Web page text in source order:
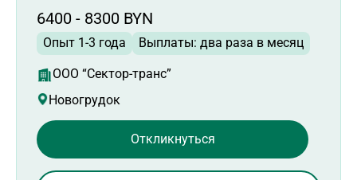
6400 - 8300 BYN
Опыт 1-3 года Выплаты: два раза в месяц
ООО “Сектор-транс”
Новогрудок
Откликнуться